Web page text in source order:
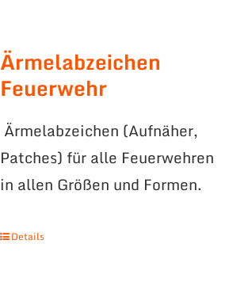
Ärmelabzeichen
Feuerwehr
Ärmelabzeichen (Aufnäher,
Patches) für alle Feuerwehren
in allen Größen und Formen.
Details